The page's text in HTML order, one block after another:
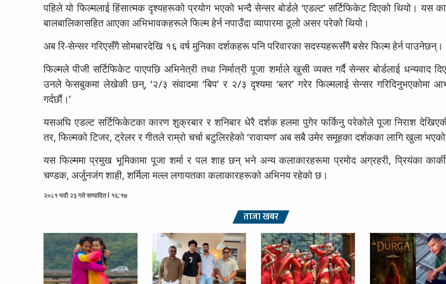
पहिले यो फिल्मलाई हिंसात्मक दृश्यहरूको प्रयोग भएको भन्दै सेन्सर बोर्डले ‘एडल्ट’ सर्टिफिकेट दिएको थियो। यस
बालबालिकासहित आएका अभिभावकहरूले फिल्म हेर्न नपाउँदा व्यापारमा ठूलो असर परेको थियो।
अब रि-सेन्सर गरिएसँगै सोमबारदेखि १६ वर्ष मुनिका दर्शकहरू पनि परिवारका सदस्यहरूसँगै बसेर फिल्म हेर्न पाउनेछन्।
फिल्मले पीजी सर्टिफिकेट पाएपछि अभिनेत्री तथा निर्मात्री पूजा शर्माले खुसी व्यक्त गर्दै सेन्सर बोर्डलाई धन्यवाद
उनले फेसबुकमा लेखेकी छन्, ‘२/३ संवादमा ‘बिप’ र २/३ दृश्यमा ‘ब्लर’ गरेर फिल्मलाई सेन्सर गरिदिनुभएकोमा
गर्दछौं।’
यसअघि एडल्ट सर्टिफिकेटका कारण शुक्रबार र शनिबार धेरै दर्शक हलमा पुगेर फर्किनु परेकोले पूजा निराश
तर, फिल्मको टिजर, ट्रेलर र गीतले राम्रो चर्चा बटुलिरहेको ‘रावायण’ अब सबै उमेर समूहका दर्शकका लागि खुला
यस फिल्ममा प्रमुख भूमिकामा पूजा शर्मा र पल शाह छन् भने अन्य कलाकारहरूमा प्रमोद अग्रहरी, प्रियंका
चण्डक, अर्जुनजंग शाही, शर्मिला मल्ल लगायतका कलाकारहरूको अभिनय रहेको छ।
२०८१ भदौ २३ गते सम्पादित l १६:१७
ताजा खबर